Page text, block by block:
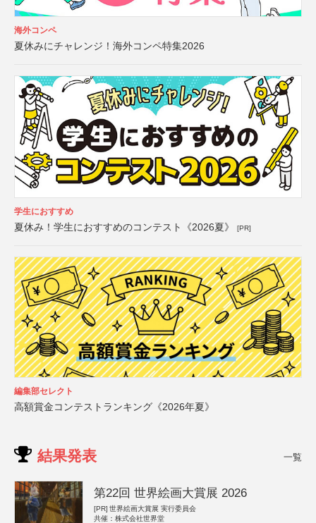
海外コンペ
夏休みにチャレンジ！海外コンペ特集2026
学生におすすめ
夏休み！学生におすすめのコンテスト《2026夏》 [PR]
編集部セレクト
高額賞金コンテストランキング《2026年夏》
結果発表 一覧
第22回 世界絵画大賞展 2026
[PR] 世界絵画大賞展 実行委員会
共催：株式会社世界堂